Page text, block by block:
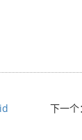
下一个：